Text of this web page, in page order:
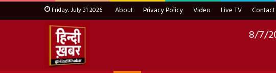
Friday, July 31 2026 About Privacy Policy Video Live TV Contact
8/7/